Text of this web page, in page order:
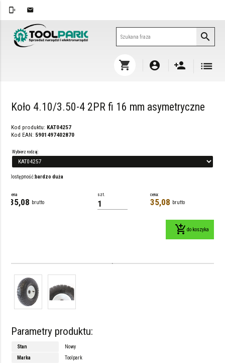
phonelink_ring email
search
shopping_cart account_circle person_add list
Koło 4.10/3.50-4 2PR fi 16 mm asymetryczne
Kod produktu: KAT04257
Kod EAN: 5901497402870
Wybierz rodzaj:
Dostępność:bardzo duża
cena
35,08 brutto
szt. cena:
35,08 brutto
add_shopping_cartdo koszyka
Parametry produktu:
Stan
Nowy
Marka
Toolpark